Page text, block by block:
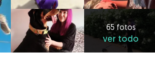
65 fotos
ver todo